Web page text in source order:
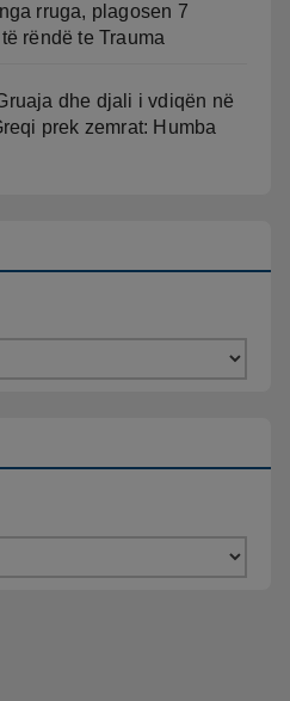
rruga, plagosen 7
rëndë te Trauma
dhe djali i vdiqën në
prek zemrat: Humba